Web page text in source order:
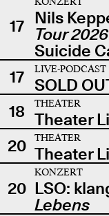
17 Nils
Tour 2026
Suicide
17
LIVE-PODCAST
SOLD
18
THEATER
Theater
20
THEATER
Theater
20
KONZERT
LSO:
Lebens